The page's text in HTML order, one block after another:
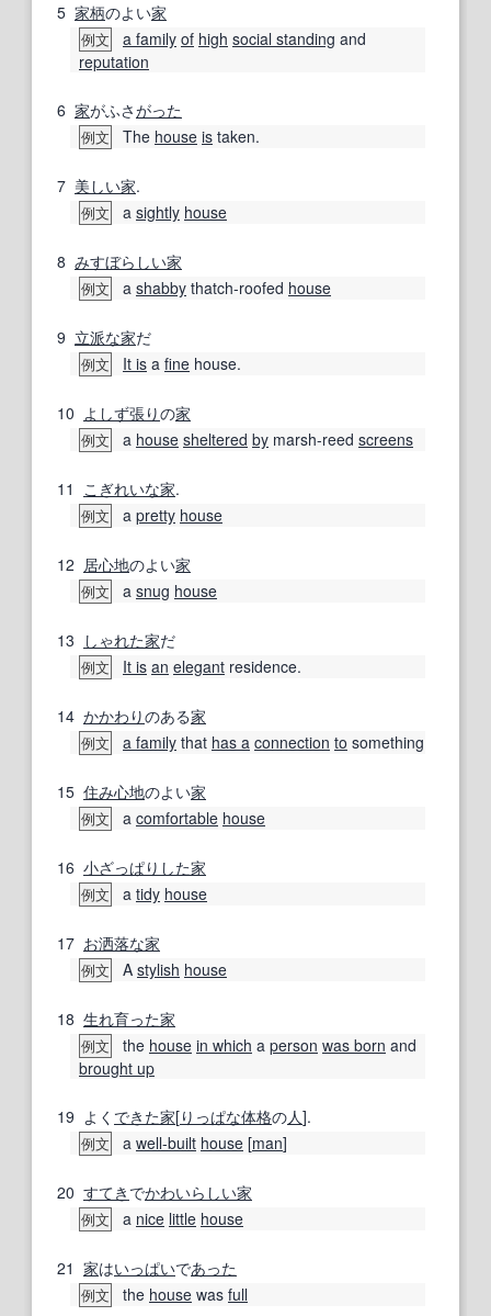
5 家柄のよい家
例文 a family of high social standing and
reputation
6 家がふさがった
例文 The house is taken.
7 美しい家.
例文 a sightly house
8 みすぼらしい家
例文 a shabby thatch-roofed house
9 立派な家だ
例文 It is a fine house.
10 よしず張りの家
例文 a house sheltered by marsh-reed screens
11 こぎれいな家.
例文 a pretty house
12 居心地のよい家
例文 a snug house
13 しゃれた家だ
例文 It is an elegant residence.
14 かかわりのある家
例文 a family that has a connection to something
15 住み心地のよい家
例文 a comfortable house
16 小ざっぱりした家
例文 a tidy house
17 お洒落な家
例文 A stylish house
18 生れ育った家
例文 the house in which a person was born and
brought up
19 よく できた家[りっぱな体格の人].
例文 a well‐built house [man]
20 すてき でかわいらしい家
例文 a nice little house
21 家はいっぱいであった
例文 the house was full